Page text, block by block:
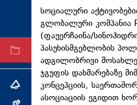
ტაბლოიდი
არქივი
თემა
სოციალური
გლობალური კომპანია
(ფაუერჩაინა/
პასუხისმგებლობის
ადგილობრივი
ჯგუფის დახმარებაზე
კონცეპციის,
ასოციაციის ეგიდით